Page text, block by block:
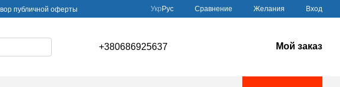
публичной оферты
Укр Рус Сравнение Желания Вход
+380686925637 Мой заказ